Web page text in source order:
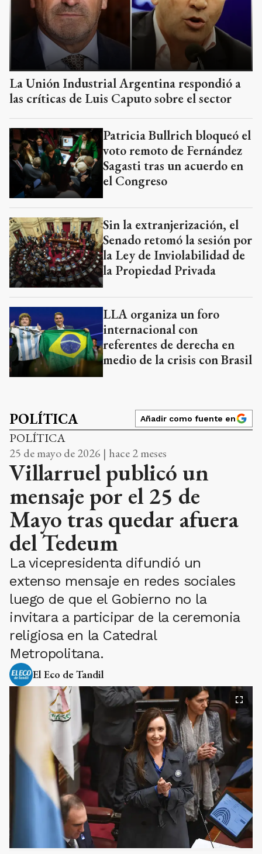
La Unión Industrial Argentina respondió a
las críticas de Luis Caputo sobre el sector
Patricia Bullrich bloqueó el
voto remoto de Fernández
Sagasti tras un acuerdo en
el Congreso
Sin la extranjerización, el
Senado retomó la sesión por
la Ley de Inviolabilidad de
la Propiedad Privada
LLA organiza un foro
internacional con
referentes de derecha en
medio de la crisis con Brasil
POLÍTICA Añadir como fuente en
POLÍTICA
25 de mayo de 2026 | hace 2 meses
Villarruel publicó un
mensaje por el 25 de
Mayo tras quedar afuera
del Tedeum
La vicepresidenta difundió un
extenso mensaje en redes sociales
luego de que el Gobierno no la
invitara a participar de la ceremonia
religiosa en la Catedral
Metropolitana.
El Eco de Tandil